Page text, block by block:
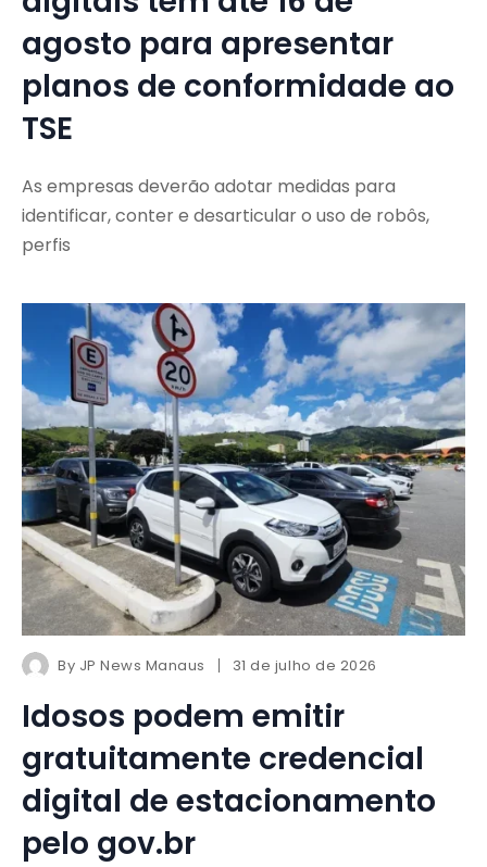
agosto para apresentar
planos de conformidade ao
TSE
As empresas deverão adotar medidas para
identificar, conter e desarticular o uso de robôs,
perfis
By JP News Manaus 31 de julho de 2026
Idosos podem emitir
gratuitamente credencial
digital de estacionamento
pelo gov.br